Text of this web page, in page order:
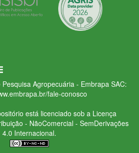
Agropecuária - Embrapa SAC:
fale-conosco
está licenciado sob a Licença
- NãoComercial - SemDerivações
4.0 Internacional.